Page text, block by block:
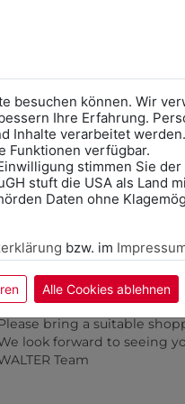
3306081
BERUFSSCHUH TIGAU
€ 98,90
besuchen können. Wir
Ihre Erfahrung.
Inhalte verarbeitet
Funktionen verfügbar.
stimmen Sie
stuft die USA als Land
Daten ohne
bzw. im
Alle Cookies ablehnen
Vorort im
das Kalendersymbol.
Termin kann es zu
nehmen Sie eine
Ihren Einkauf mit.
freuen uns - Das
school.
icon.
an appointment,
bring a suitable
look forward to seeing
Team